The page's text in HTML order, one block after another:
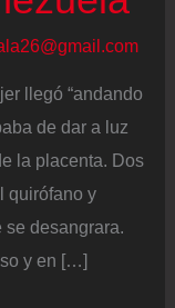
llegó “andando
de dar a luz
la placenta. Dos
quirófano y
desangrara.
y en […]